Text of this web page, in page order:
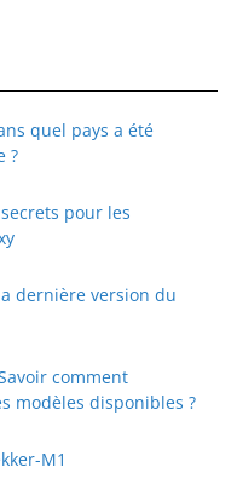
quel pays a été
?
secrets pour les
dernière version du
comment
modèles disponibles ?
M1